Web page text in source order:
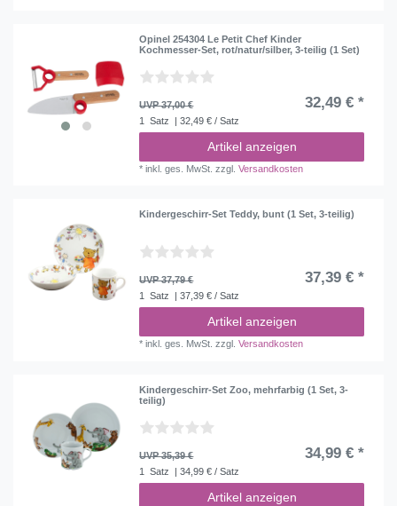
Opinel 254304 Le Petit Chef Kinder
Kochmesser-Set, rot/natur/silber, 3-teilig (1 Set)
UVP 37,00 € 32,49 € *
1 Satz | 32,49 € / Satz
Artikel anzeigen
*inkl. ges. MwSt. zzgl.Versandkosten
Kindergeschirr-Set Teddy, bunt (1 Set, 3-teilig)
UVP 37,79 € 37,39 € *
1 Satz | 37,39 € / Satz
Artikel anzeigen
*inkl. ges. MwSt. zzgl.Versandkosten
Kindergeschirr-Set Zoo, mehrfarbig (1 Set, 3-
teilig)
UVP 35,39 € 34,99 € *
1 Satz | 34,99 € / Satz
Artikel anzeigen